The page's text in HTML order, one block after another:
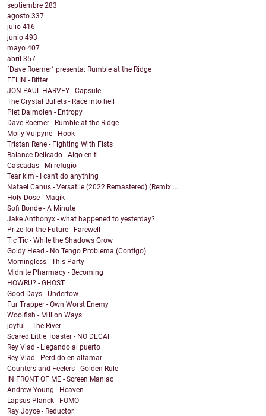
septiembre 283
agosto 337
julio 416
junio 493
mayo 407
abril 357
´Dave Roemer´ presenta: Rumble at the Ridge
FELIN - Bitter
JON PAUL HARVEY - Capsule
The Crystal Bullets - Race into hell
Piet Dalmolen - Entropy
Dave Roemer - Rumble at the Ridge
Molly Vulpyne - Hook
Tristan Rene - Fighting With Fists
Balance Delicado - Algo en ti
Cascadas - Mi refugio
Tear kim - I can't do anything
Natael Canus - Versatile (2022 Remastered) (Remix ...
Holy Dose - Magik
Sofi Bonde - A Minute
Jake Anthonyx - what happened to yesterday?
Prize for the Future - Farewell
Tic Tic - While the Shadows Grow
Goldy Head - No Tengo Problema (Contigo)
Morningless - This Party
Midnite Pharmacy - Becoming
HOWRU? - GHOST
Good Days - Undertow
Fur Trapper - Own Worst Enemy
Woolfish - Million Ways
joyful. - The River
Scared Little Toaster - NO DECAF
Rey Vlad - Llegando al puerto
Rey Vlad - Perdido en altamar
Counters and Feelers - Golden Rule
IN FRONT OF ME - Screen Maniac
Andrew Young - Heaven
Lapsus Planck - FOMO
Ray Joyce - Reductor